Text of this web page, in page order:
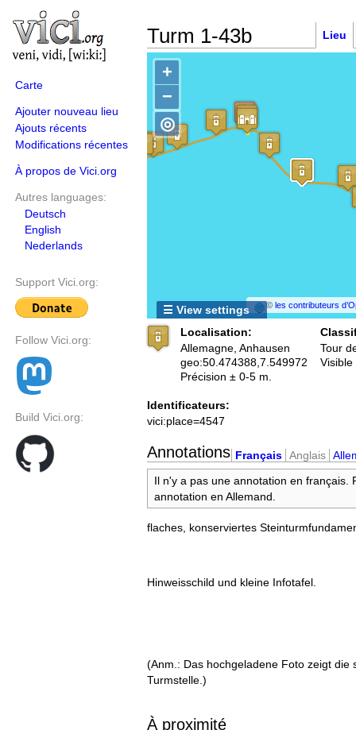
Carte
Ajouter nouveau lieu
Ajouts récents
Modifications récentes
À propos de Vici.org
Autres languages:
Deutsch
English
Nederlands
Support Vici.org:
Follow Vici.org:
Build Vici.org:
Turm 1-43b Lieu
+
−
©les contributeurs
◎
☰ View settings
Localisation:
Allemagne, Anhausen
geo:50.474388,7.549972
Précision ± 0-5 m.
Tour
Visible
Identificateurs:
vici:place=4547
Annotations Français Anglais
Il n'y a pas une annotation en français.
annotation en Allemand.
flaches, konserviertes
Hinweisschild und kleine Infotafel.
(Anm.: Das hochgeladene Foto zeigt die
Turmstelle.)
À proximité